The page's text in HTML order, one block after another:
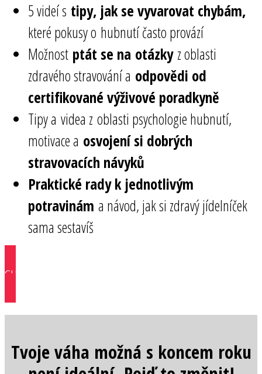
5 videí s tipy, jak se vyvarovat chybám,
které pokusy o hubnutí často provází
Možnost ptát se na otázkyz oblasti
zdravého stravování a odpovědi od
certifikované výživové poradkyně
Tipy a videa z oblasti psychologie hubnutí,
motivace a osvojení si dobrých
stravovacích návyků
Praktické rady k jednotlivým
potravinám a návod, jak si zdravý jídelníček
sama sestavíš
CHCI SE PŘIDAT ZDARMA
Tvoje váha možná s koncem roku